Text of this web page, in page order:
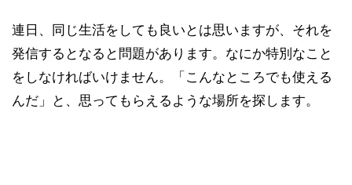
連日、同じ生活をしても良いとは思いますが、それを
発信するとなると問題があります。なにか特別なこと
をしなければいけません。「こんなところでも使える
んだ」と、思ってもらえるような場所を探します。